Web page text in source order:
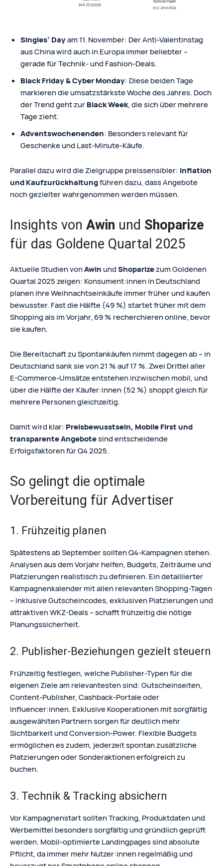
Singles’ Dayam 11. November: Der Anti-Valentinstag
aus China wird auch in Europa immer beliebter –
gerade für Technik- und Fashion-Deals.
Black Friday & Cyber Monday: Diese beiden Tage
markieren die umsatzstärkste Woche des Jahres. Doch
der Trend geht zurBlack Week, die sich über mehrere
Tage zieht.
Adventswochenenden: Besonders relevant für
Geschenke und Last-Minute-Käufe.
Parallel dazu wird die Zielgruppe preissensibler: Inflation
und Kaufzurückhaltungführen dazu, dass Angebote
noch gezielter wahrgenommen werden müssen.
Insights von Awin und Shoparize
für das Goldene Quartal 2025
Aktuelle Studien vonAwinundShoparizezum Goldenen
Quartal 2025 zeigen: Konsument:innen in Deutschland
planen ihre Weihnachtseinkäufe immer früher und kaufen
bewusster. Fast die Hälfte (49 %) startet früher mit dem
Shopping als im Vorjahr, 69 % recherchieren online, bevor
sie kaufen.
Die Bereitschaft zu Spontankäufen nimmt dagegen ab – in
Deutschland sank sie von 21 % auf 17 %. Zwei Drittel aller
E-Commerce-Umsätze entstehen inzwischen mobil, und
über die Hälfte der Käufer:innen (52 %) shoppt gleich für
mehrere Personen gleichzeitig.
Damit wird klar: Preisbewusstsein, Mobile First und
transparente Angebotesind entscheidende
Erfolgsfaktoren für Q4 2025.
So gelingt die optimale
Vorbereitung für Advertiser
1. Frühzeitig planen
Spätestens ab September sollten Q4-Kampagnen stehen.
Analysen aus dem Vorjahr helfen, Budgets, Zeiträume und
Platzierungen realistisch zu definieren. Ein detaillierter
Kampagnenkalender mit allen relevanten Shopping-Tagen
– inklusive Gutscheincodes, exklusiven Platzierungen und
attraktiven WKZ-Deals – schafft frühzeitig die nötige
Planungssicherheit.
2. Publisher-Beziehungen gezielt steuern
Frühzeitig festlegen, welche Publisher-Typen für die
eigenen Ziele am relevantesten sind: Gutscheinseiten,
Content-Publisher, Cashback-Portale oder
Influencer:innen. Exklusive Kooperationen mit sorgfältig
ausgewählten Partnern sorgen für deutlich mehr
Sichtbarkeit und Conversion-Power. Flexible Budgets
ermöglichen es zudem, jederzeit spontan zusätzliche
Platzierungen oder Sonderaktionen erfolgreich zu
buchen.
3. Technik & Tracking absichern
Vor Kampagnenstart sollten Tracking, Produktdaten und
Werbemittel besonders sorgfältig und gründlich geprüft
werden. Mobil-optimierte Landingpages sind absolute
Pflicht, da immer mehr Nutzer:innen regelmäßig und